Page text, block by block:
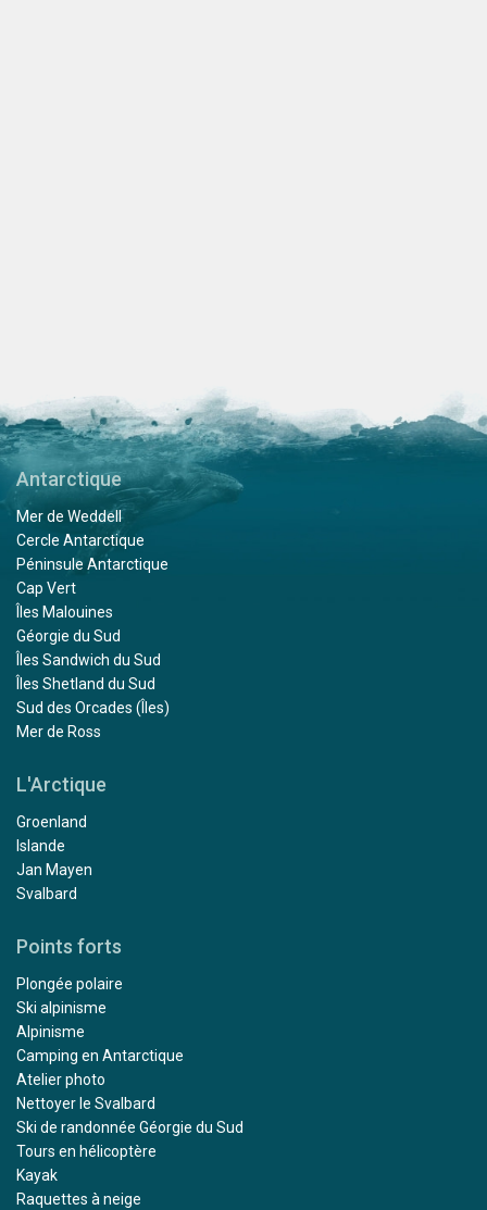
Antarctique
Mer de Weddell
Cercle Antarctique
Péninsule Antarctique
Cap Vert
Îles Malouines
Géorgie du Sud
Îles Sandwich du Sud
Îles Shetland du Sud
Sud des Orcades (Îles)
Mer de Ross
L'Arctique
Groenland
Islande
Jan Mayen
Svalbard
Points forts
Plongée polaire
Ski alpinisme
Alpinisme
Camping en Antarctique
Atelier photo
Nettoyer le Svalbard
Ski de randonnée Géorgie du Sud
Tours en hélicoptère
Kayak
Raquettes à neige